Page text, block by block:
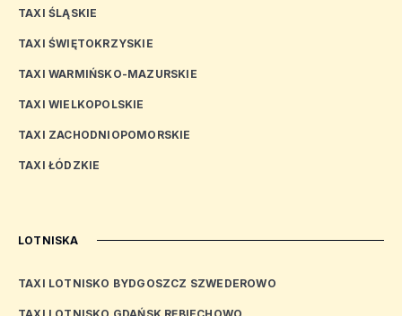
TAXI ŚLĄSKIE
TAXI ŚWIĘTOKRZYSKIE
TAXI WARMIŃSKO-MAZURSKIE
TAXI WIELKOPOLSKIE
TAXI ZACHODNIOPOMORSKIE
TAXI ŁÓDZKIE
LOTNISKA
TAXI LOTNISKO BYDGOSZCZ SZWEDEROWO